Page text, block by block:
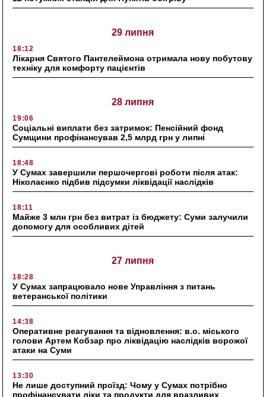
29 липня
18:12
Лікарня Святого Пантелеймона отримала нову побутову
техніку для комфорту пацієнтів
28 липня
19:06
Соціальні виплати без затримок: Пенсійний фонд
Сумщини профінансував 2,5 млрд грн у липні
18:48
У Сумах завершили першочергові роботи після атак:
Ніколаєнко підбив підсумки ліквідації наслідків
18:11
Майже 3 млн грн без витрат із бюджету: Суми залучили
допомогу для особливих дітей
27 липня
18:28
У Сумах запрацювало нове Управління з питань
ветеранської політики
14:38
Оперативне реагування та відновлення: в.о. міського
голови Артем Кобзар про ліквідацію наслідків ворожої
атаки на Суми
13:30
Не лише доступний проїзд: Чому у Сумах потрібно
профінансувати ліки та продукти для вразливих